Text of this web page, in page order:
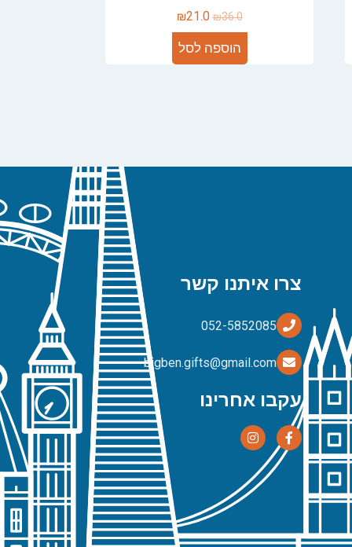
₪36.0
₪21.0
הוספה לסל
צרו איתנו קשר
bigben.gifts@gmail.com
עקבו אחרינו